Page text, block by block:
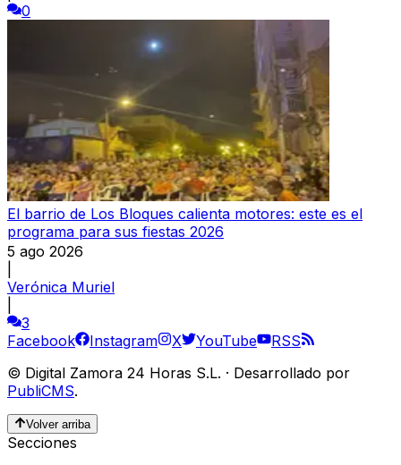
0
El barrio de Los Bloques calienta motores: este es el
programa para sus fiestas 2026
5 ago 2026
Verónica Muriel
3
Facebook
Instagram X YouTube
RSS
© Digital Zamora 24 Horas S.L. · Desarrollado por
PubliCMS.
Volver arriba
Secciones